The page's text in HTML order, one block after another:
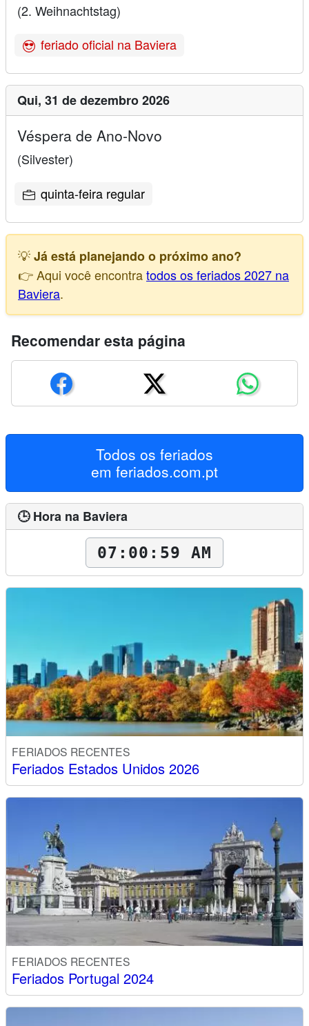
(2. Weihnachtstag)
feriado oficial na Baviera
Qui, 31 de dezembro 2026
Véspera de Ano-Novo
(Silvester)
quinta-feira regular
💡Já está planejando o próximo ano?
👉 Aqui você encontratodos os feriados 2027 na
Baviera.
Recomendar esta página
Todos os feriados
em feriados.com.pt
🕒 Hora na Baviera
07:01:01 AM
FERIADOS RECENTES
Feriados Estados Unidos 2026
FERIADOS RECENTES
Feriados Portugal 2024